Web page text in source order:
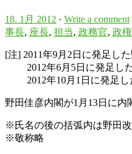
18. 1月 2012 · Write a comment
事長, 座長, 担当, 政務官, 政権
[注] 2011年9月2日に発足し
2012年6月5日に発足した
2012年10月1日に発足し
野田佳彦内閣が1月13日に内
※氏名の後の括弧内は野田
※敬称略